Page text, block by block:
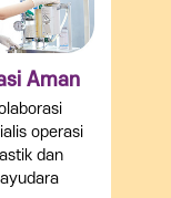
Aman
operasi
dan